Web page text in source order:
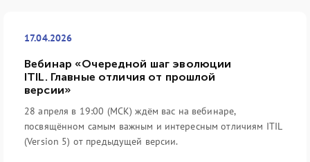
17.04.2026
Вебинар «Очередной шаг эволюции
ITIL. Главные отличия от прошлой
версии»
28 апреля в 19:00 (МСК) ждём вас на вебинаре,
посвящённом самым важным и интересным отличиям ITIL
(Version 5) от предыдущей версии.